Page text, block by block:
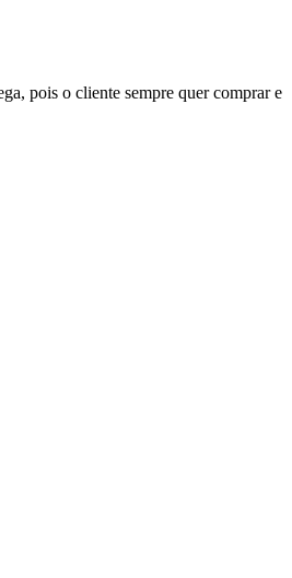
pois o cliente sempre quer comprar e